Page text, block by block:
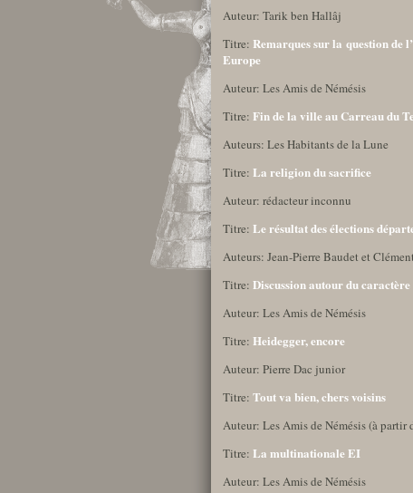
Auteur: Tarik ben Hallâj
Titre: Remarques sur la question de
Europe
Auteur: Les Amis de Némésis
Titre: Fin de la ville au Carreau du
Auteurs: Les Habitants de la Lune
Titre: La religion du sacrifice
Auteur: rédacteur inconnu
Titre: Le résultat des élections
Auteurs: Jean-Pierre Baudet et
Titre: Discussion autour du
Auteur: Les Amis de Némésis
Titre: Heidegger, encore
Auteur: Pierre Dac junior
Titre: Tout va bien, chers voisins
Auteur: Les Amis de Némésis (à partir
Titre: La multinationale EI
Auteur: Les Amis de Némésis